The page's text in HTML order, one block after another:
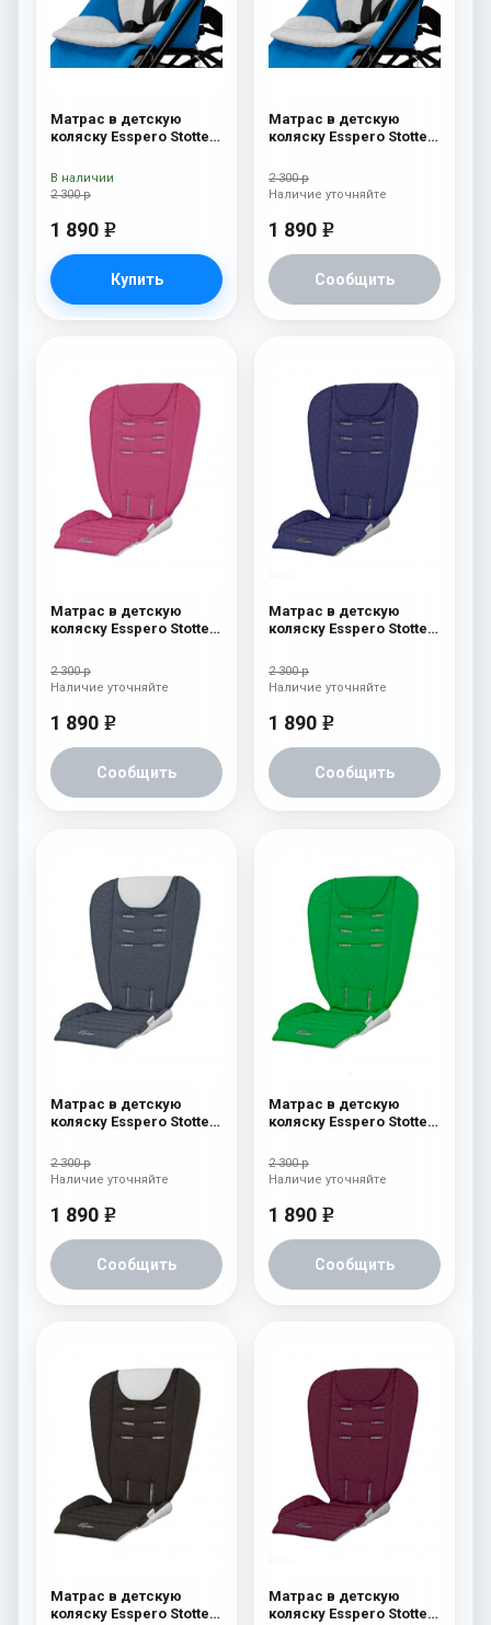
Матрас в детскую
коляску Esspero Stotte
2 300 р
1 890 e
Купить
В наличии
Матрас в детскую
коляску Esspero Stotte
2 300 р
1 890 e
Сообщить
Наличие уточняйте
Матрас в детскую
коляску Esspero Stotte
2 300 р
1 890 e
Сообщить
Наличие уточняйте
Матрас в детскую
коляску Esspero Stotte
2 300 р
1 890 e
Сообщить
Наличие уточняйте
Матрас в детскую
коляску Esspero Stotte
2 300 р
1 890 e
Сообщить
Наличие уточняйте
Матрас в детскую
коляску Esspero Stotte
2 300 р
1 890 e
Сообщить
Наличие уточняйте
Матрас в детскую
коляску Esspero Stotte
Матрас в детскую
коляску Esspero Stotte